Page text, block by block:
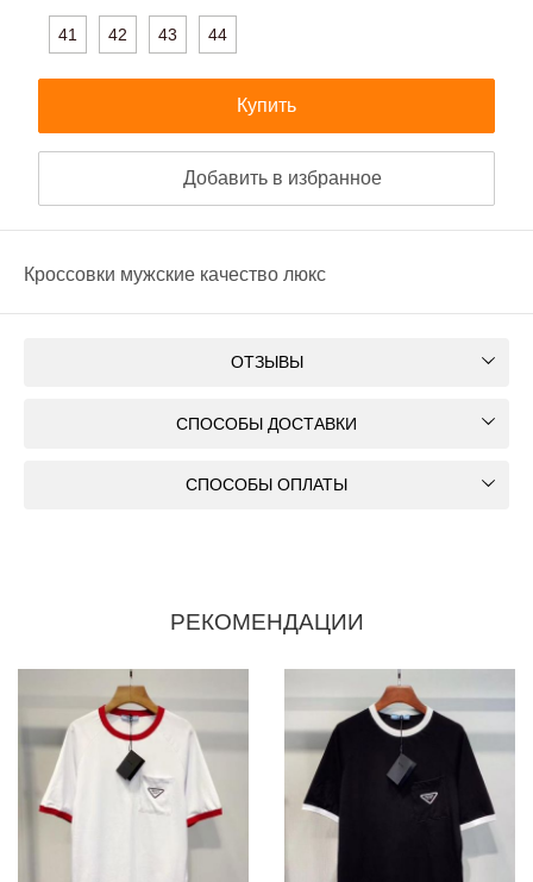
41 42 43 44
Купить
Добавить в избранное
Кроссовки мужские качество люкс
ОТЗЫВЫ
СПОСОБЫ ДОСТАВКИ
СПОСОБЫ ОПЛАТЫ
РЕКОМЕНДАЦИИ